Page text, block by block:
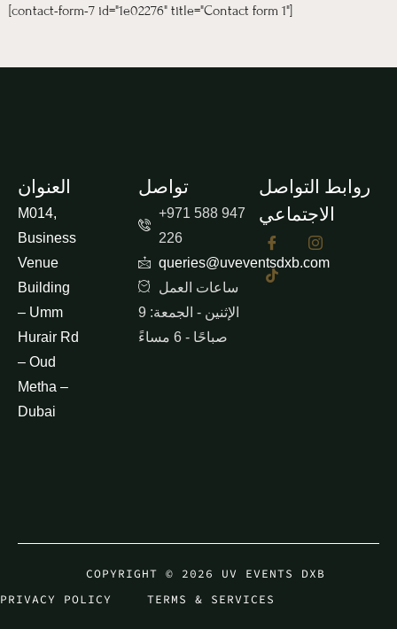
[contact-form-7 id="1e02276" title="Contact form 1"]
العنوان
M014,
Business
Venue
Building
– Umm
Hurair Rd
– Oud
Metha –
Dubai
تواصل
+971 588 947
226
queries@uveventsdxb.com
ساعات العمل
الإثنين - الجمعة: 9
صباحًا - 6 مساءً
روابط التواصل
الاجتماعي
COPYRIGHT © 2026 UV EVENTS DXB
PRIVACY POLICY
TERMS & SERVICES